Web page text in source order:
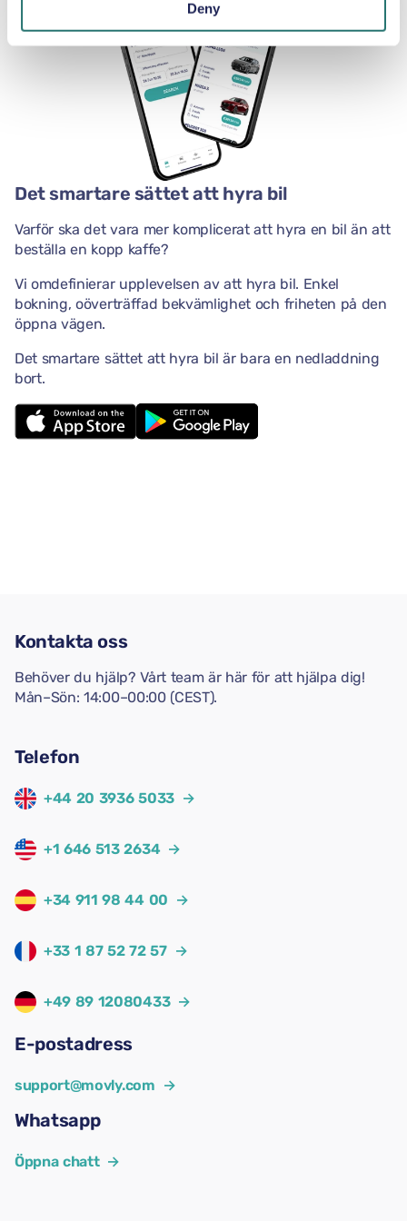
Deny
Det smartare sättet att hyra bil
Varför ska det vara mer komplicerat att hyra en bil än att
beställa en kopp kaffe?
Vi omdefinierar upplevelsen av att hyra bil. Enkel
bokning, oöverträffad bekvämlighet och friheten på den
öppna vägen.
Det smartare sättet att hyra bil är bara en nedladdning
bort.
Kontakta oss
Behöver du hjälp? Vårt team är här för att hjälpa dig!
Mån–Sön: 14:00–00:00 (CEST).
Telefon
+44 20 3936 5033 →
+1 646 513 2634 →
+34 911 98 44 00 →
+33 1 87 52 72 57 →
+49 89 12080433 →
E-postadress
support@movly.com →
Whatsapp
Öppna chatt →